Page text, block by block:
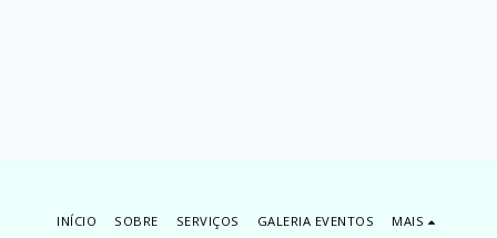
INÍCIO SOBRE SERVIÇOS GALERIA EVENTOS MAIS